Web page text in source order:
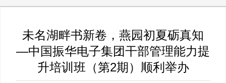
未名湖畔书新卷，燕园初夏砺真知
—中国振华电子集团干部管理能力提
升培训班（第2期）顺利举办